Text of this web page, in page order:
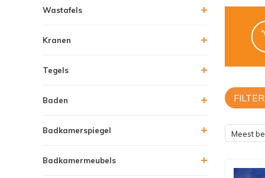
Wastafels
Kranen
Tegels
Baden
Badkamerspiegel
Badkamermeubels
Meest